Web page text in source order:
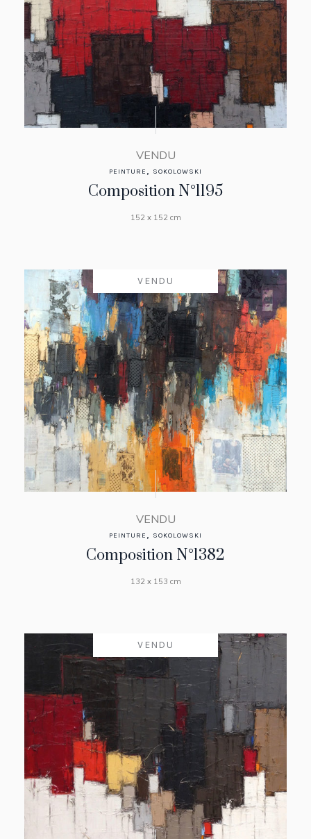
VENDU
PEINTURE , SOKOLOWSKI
Composition N°1195
152 x 152 cm
VENDU
VENDU
PEINTURE , SOKOLOWSKI
Composition N°1382
132 x 153 cm
VENDU